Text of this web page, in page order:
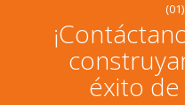
éxito